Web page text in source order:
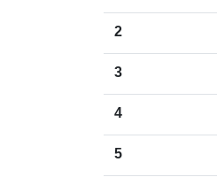
2
3
4
5